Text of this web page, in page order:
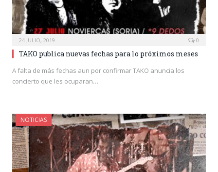
24 JULIO, 2019 0
TAKO publica nuevas fechas para lo próximos meses
A falta de más fechas aun por confirmar TAKO anuncia los
concierto que les ocuparan…
NOTICIAS